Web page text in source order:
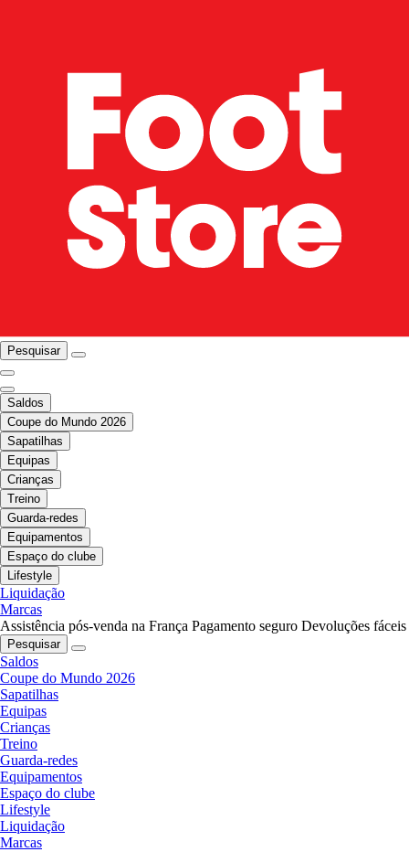
Pesquisar
Saldos
Coupe do Mundo 2026
Sapatilhas
Equipas
Crianças
Treino
Guarda-redes
Equipamentos
Espaço do clube
Lifestyle
Liquidação
Marcas
Assistência pós-venda na França Pagamento seguro Devoluções fáceis
Pesquisar
Saldos
Coupe do Mundo 2026
Sapatilhas
Equipas
Crianças
Treino
Guarda-redes
Equipamentos
Espaço do clube
Lifestyle
Liquidação
Marcas